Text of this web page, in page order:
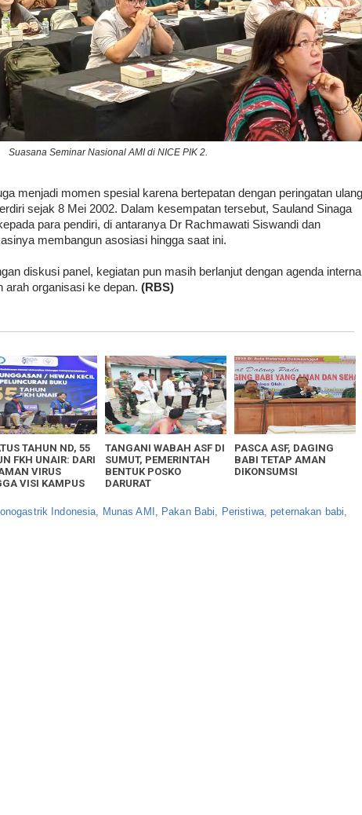
Suasana Seminar Nasional AMI di NICE PIK 2.
menjadi momen spesial karena bertepatan dengan peringatan ulang
sejak 8 Mei 2002. Dalam kesempatan tersebut, Sauland Sinaga
para pendiri, di antaranya Dr Rachmawati Siswandi dan
membangun asosiasi hingga saat ini.
diskusi panel, kegiatan pun masih berlanjut dengan agenda
arah organisasi ke depan. (RBS)
TAHUN ND, 55
FKH UNAIR: DARI
VIRUS
VISI KAMPUS
TANGANI WABAH ASF DI
SUMUT, PEMERINTAH
BENTUK POSKO
DARURAT
PASCA ASF, DAGING
BABI TETAP AMAN
DIKONSUMSI
Indonesia Munas AMI Pakan Babi Peristiwa,peternakan babi